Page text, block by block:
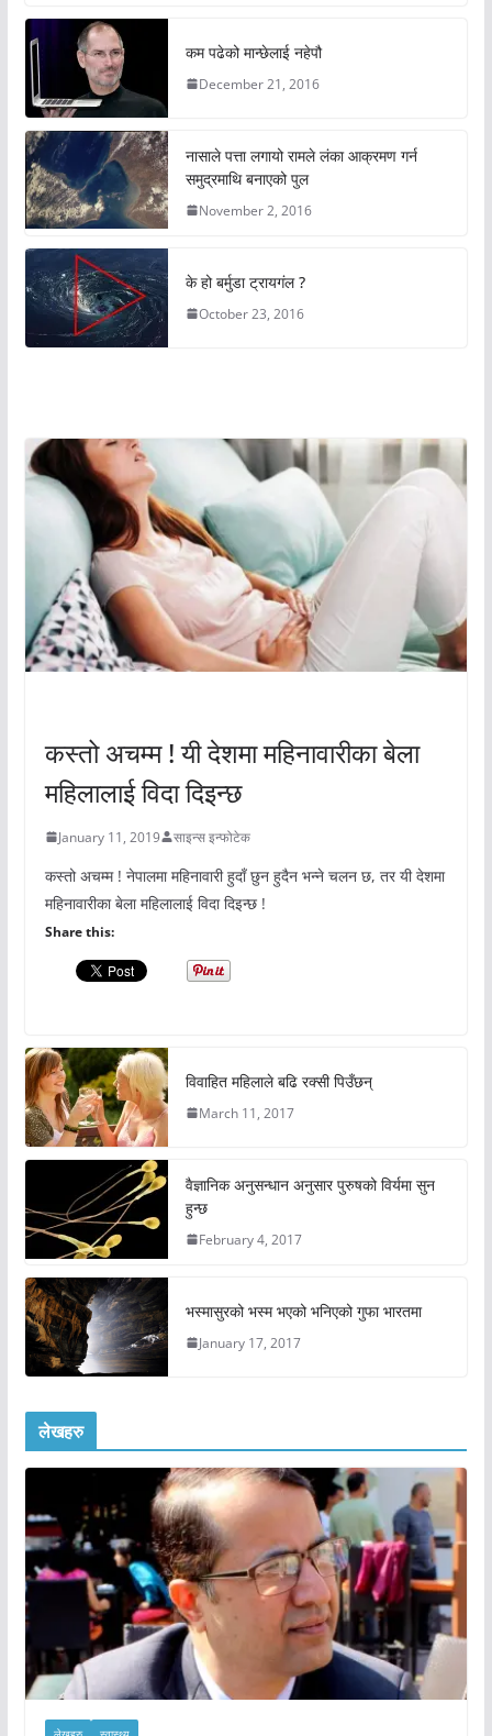
कम पढेको मान्छेलाई नहेपौ
December 21, 2016
नासाले पत्ता लगायो रामले लंका आक्रमण गर्न
समुद्रमाथि बनाएको पुल
November 2, 2016
के हो बर्मुडा ट्रायगंल ?
October 23, 2016
कस्तो अचम्म ! यी देशमा महिनावारीका बेला
महिलालाई विदा दिइन्छ
January 11, 2019 साइन्स इन्फोटेक
कस्तो अचम्म ! नेपालमा महिनावारी हुदाँ छुन हुदैन भन्ने चलन छ, तर यी देशमा
महिनावारीका बेला महिलालाई विदा दिइन्छ !
Share this:
विवाहित महिलाले बढि रक्सी पिउँछन्
March 11, 2017
वैज्ञानिक अनुसन्धान अनुसार पुरुषको विर्यमा सुन
हुन्छ
February 4, 2017
भस्मासुरको भस्म भएको भनिएको गुफा भारतमा
January 17, 2017
लेखहरु